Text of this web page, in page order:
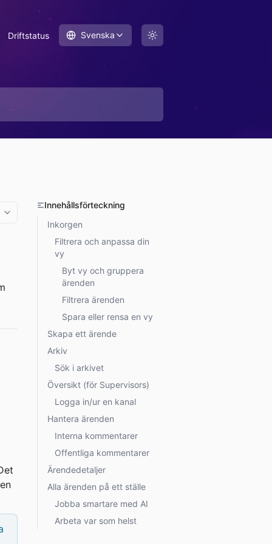
Driftstatus Svenska
More options
Innehållsförteckning
Inkorgen
Filtrera och anpassa din
vy
Byt vy och gruppera
ärenden
Filtrera ärenden
Spara eller rensa en vy
Skapa ett ärende
Arkiv
Sök i arkivet
Översikt (för Supervisors)
Logga in/ur en kanal
Hantera ärenden
Interna kommentarer
Offentliga kommentarer
Ärendedetaljer
Alla ärenden på ett ställe
Jobba smartare med AI
Arbeta var som helst